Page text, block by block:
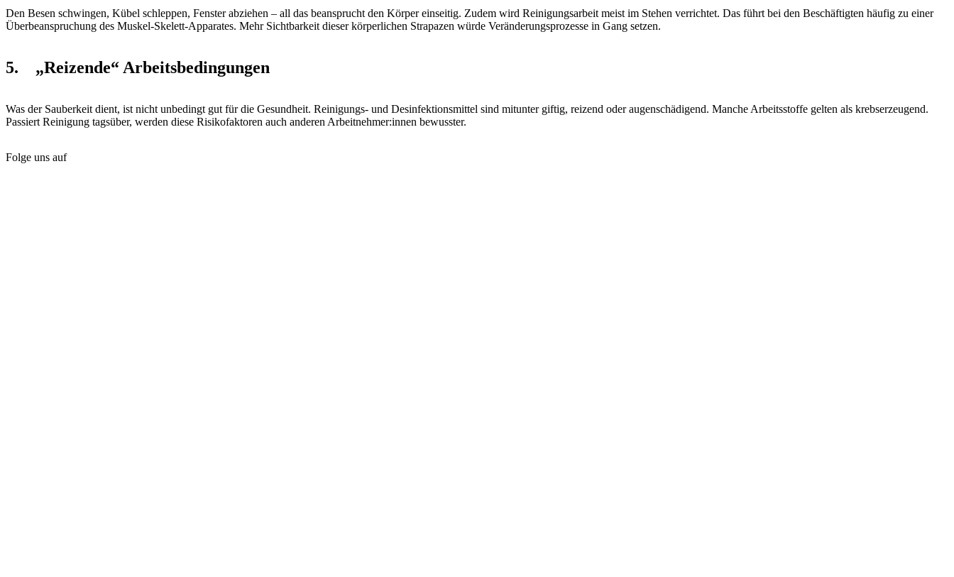
Den Besen schwingen, Kübel schleppen, Fenster abziehen – all das beansprucht den Körper einseitig. Zudem wird Reinigungsarbeit meist im Stehen verrichtet. Das führt bei den Beschäftigten häufig zu einer
Überbeanspruchung des Muskel-Skelett-Apparates. Mehr Sichtbarkeit dieser körperlichen Strapazen würde Veränderungsprozesse in Gang setzen.
5. „Reizende“ Arbeitsbedingungen
Was der Sauberkeit dient, ist nicht unbedingt gut für die Gesundheit. Reinigungs- und Desinfektionsmittel sind mitunter giftig, reizend oder augenschädigend. Manche Arbeitsstoffe gelten als krebserzeugend.
Passiert Reinigung tagsüber, werden diese Risikofaktoren auch anderen Arbeitnehmer:innen bewusster.
Folge uns auf